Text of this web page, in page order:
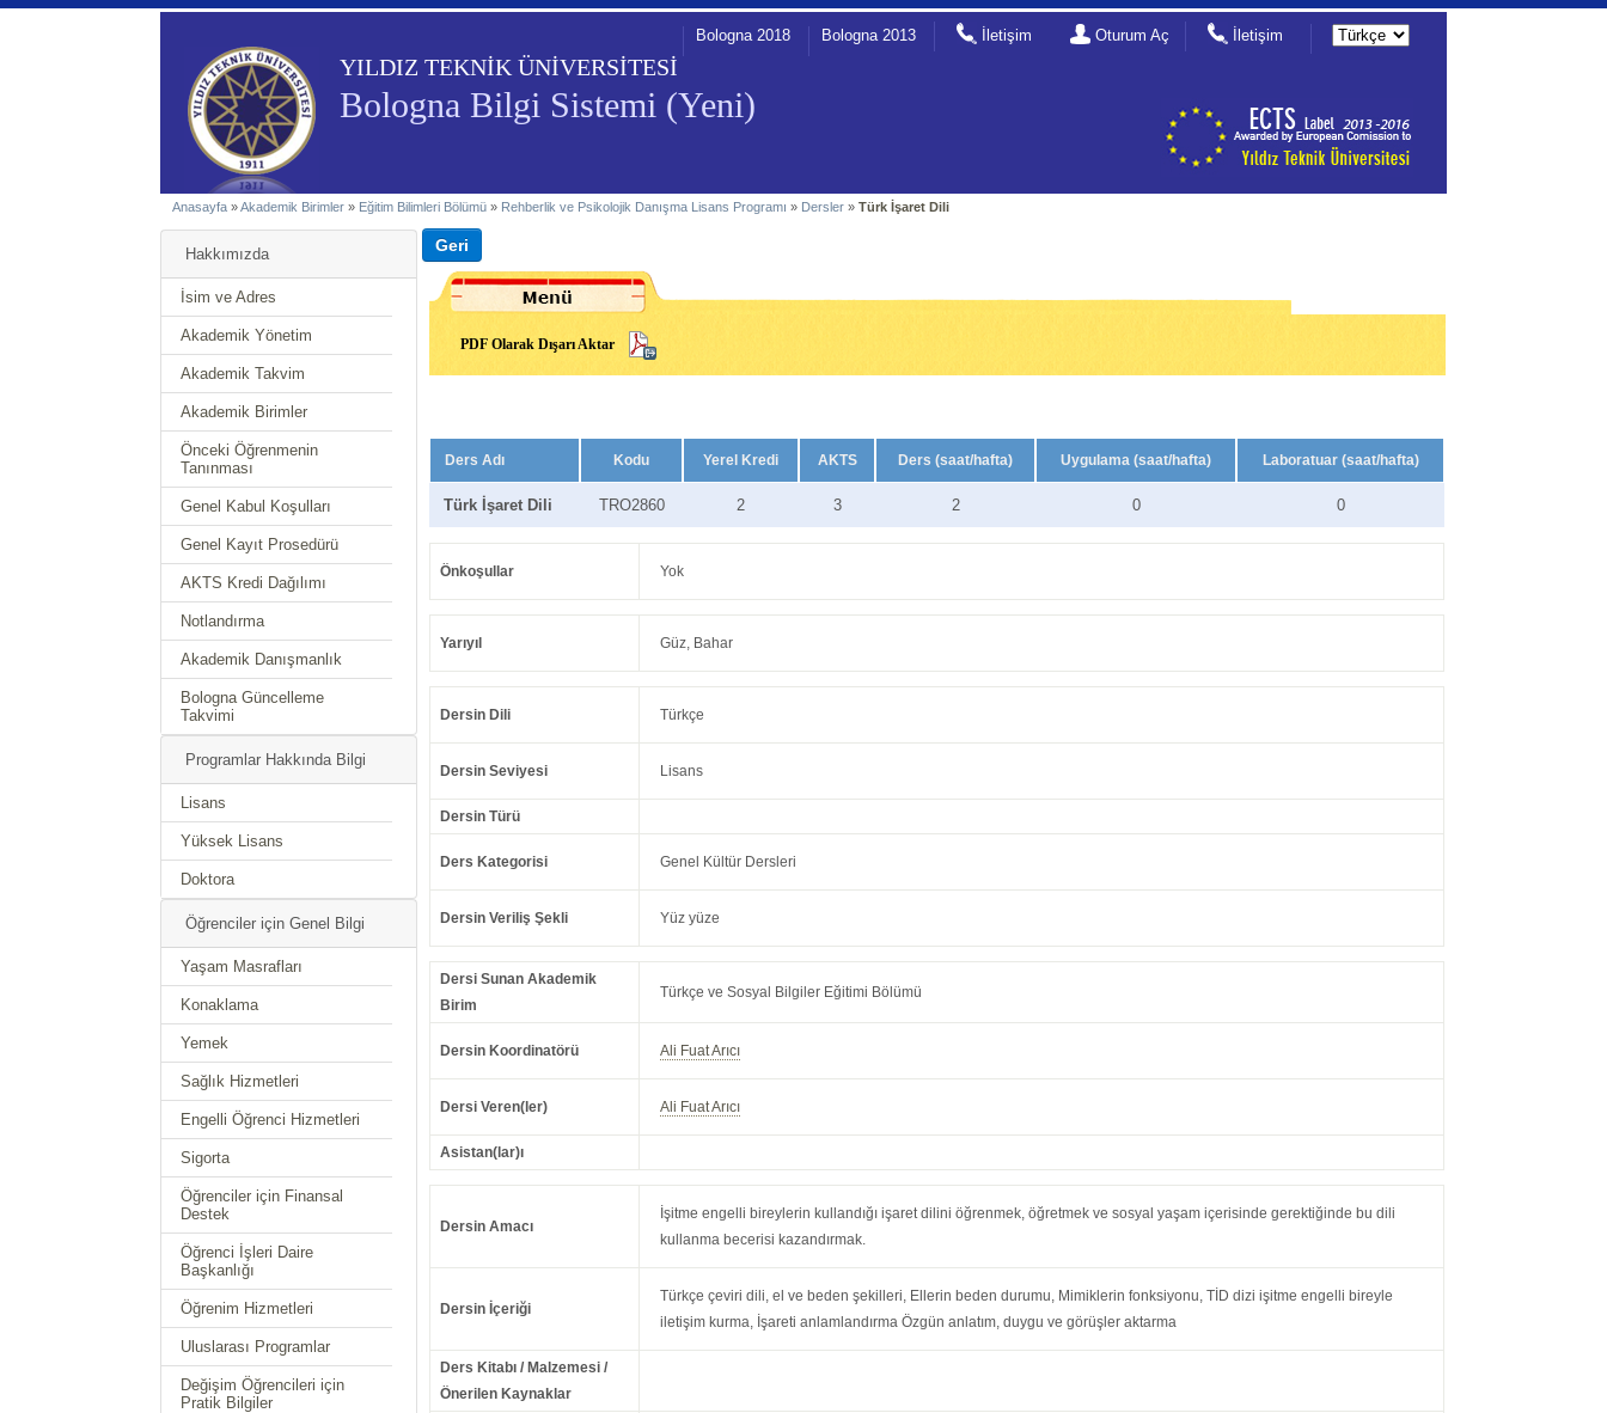
YILDIZ TEKNİK ÜNİVERSİTESİ
Bologna Bilgi Sistemi (Yeni)
Bologna 2018 Bologna 2013 İletişim Oturum Aç İletişim
Anasayfa »Akademik Birimler » Eğitim Bilimleri Bölümü » Rehberlik ve Psikolojik Danışma Lisans Programı » Dersler »Türk İşaret Dili
Hakkımızda
İsim ve Adres
Akademik Yönetim
Akademik Takvim
Akademik Birimler
Önceki Öğrenmenin
Tanınması
Genel Kabul Koşulları
Genel Kayıt Prosedürü
AKTS Kredi Dağılımı
Notlandırma
Akademik Danışmanlık
Bologna Güncelleme
Takvimi
Programlar Hakkında Bilgi
Lisans
Yüksek Lisans
Doktora
Öğrenciler için Genel Bilgi
Yaşam Masrafları
Konaklama
Yemek
Sağlık Hizmetleri
Engelli Öğrenci Hizmetleri
Sigorta
Öğrenciler için Finansal
Destek
Öğrenci İşleri Daire
Başkanlığı
Öğrenim Hizmetleri
Uluslarası Programlar
Değişim Öğrencileri için
Pratik Bilgiler
PDF Olarak Dışarı Aktar
Ders Adı Kodu Yerel Kredi AKTS Ders (saat/hafta) Uygulama (saat/hafta) Laboratuar (saat/hafta)
Türk İşaret Dili TRO2860 2 3 2 0 0
Önkoşullar Yok
Yarıyıl Güz, Bahar
Dersin Dili Türkçe
Dersin Seviyesi Lisans
Dersin Türü
Ders Kategorisi Genel Kültür Dersleri
Dersin Veriliş Şekli Yüz yüze
Dersi Sunan Akademik
Birim
Türkçe ve Sosyal Bilgiler Eğitimi Bölümü
Dersin Koordinatörü Ali Fuat Arıcı
Dersi Veren(ler) Ali Fuat Arıcı
Asistan(lar)ı
Dersin Amacı
İşitme engelli bireylerin kullandığı işaret dilini öğrenmek, öğretmek ve sosyal yaşam içerisinde gerektiğinde bu dili
kullanma becerisi kazandırmak.
Dersin İçeriği
Türkçe çeviri dili, el ve beden şekilleri, Ellerin beden durumu, Mimiklerin fonksiyonu, TİD dizi işitme engelli bireyle
iletişim kurma, İşareti anlamlandırma Özgün anlatım, duygu ve görüşler aktarma
Ders Kitabı / Malzemesi /
Önerilen Kaynaklar